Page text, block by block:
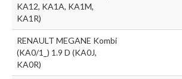
KA12, KA1A, KA1M,
KA1R)
RENAULT MEGANE Kombi
(KA0/1_) 1.9 D (KA0J,
KA0R)